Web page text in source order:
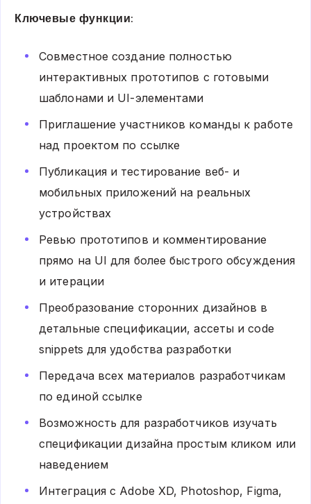
Ключевые функции:
Совместное создание полностью
интерактивных прототипов с готовыми
шаблонами и UI-элементами
Приглашение участников команды к работе
над проектом по ссылке
Публикация и тестирование веб- и
мобильных приложений на реальных
устройствах
Ревью прототипов и комментирование
прямо на UI для более быстрого обсуждения
и итерации
Преобразование сторонних дизайнов в
детальные спецификации, ассеты и code
snippets для удобства разработки
Передача всех материалов разработчикам
по единой ссылке
Возможность для разработчиков изучать
спецификации дизайна простым кликом или
наведением
Интеграция с Adobe XD, Photoshop, Figma,